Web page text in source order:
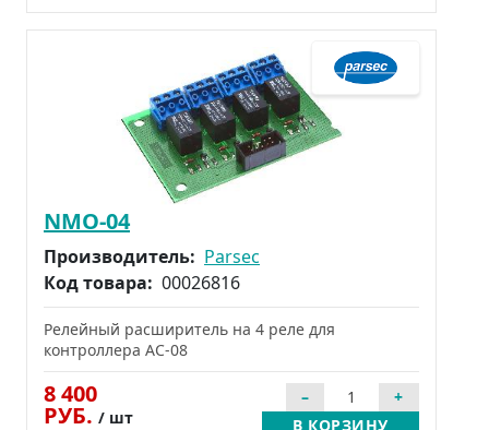
NMO-04
Производитель: Parsec
Код товара: 00026816
Релейный расширитель на 4 реле для
контроллера AC-08
8 400
РУБ. / шт В КОРЗИНУ